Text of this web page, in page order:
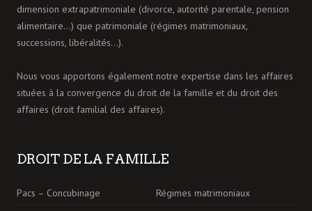
dimension extrapatrimoniale (divorce, autorité parentale, pension
alimentaire…) que patrimoniale (régimes matrimoniaux,
successions, libéralités…).
Nous vous apportons également notre expertise dans les affaires
situées à la convergence du droit de la famille et du droit des
affaires (droit familial des affaires).
DROIT DE LA FAMILLE
Pacs – Concubinage
Régimes matrimoniaux